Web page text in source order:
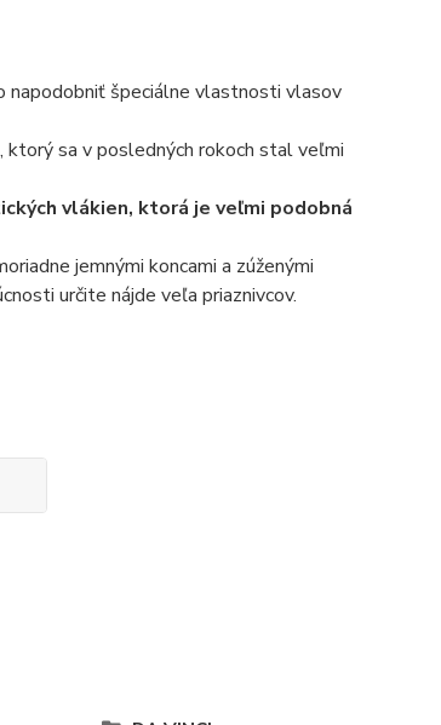
napodobniť špeciálne vlastnosti vlasov
ktorý sa v posledných rokoch stal veľmi
vlákien, ktorá je veľmi podobná
jemnými koncami a zúženými
určite nájde veľa priaznivcov.